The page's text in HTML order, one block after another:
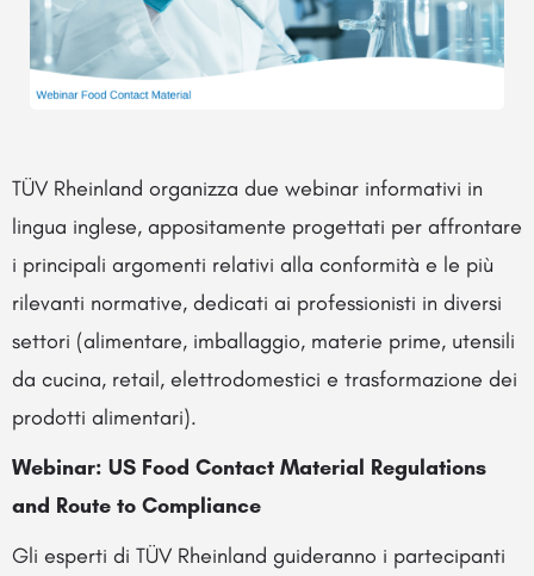
TÜV Rheinland organizza due webinar informativi in
lingua inglese, appositamente progettati per affrontare
i principali argomenti relativi alla conformità e le più
rilevanti normative, dedicati ai professionisti in diversi
settori (alimentare, imballaggio, materie prime, utensili
da cucina, retail, elettrodomestici e trasformazione dei
prodotti alimentari).
Webinar: US Food Contact Material Regulations
and Route to Compliance
Gli esperti di TÜV Rheinland guideranno i partecipanti